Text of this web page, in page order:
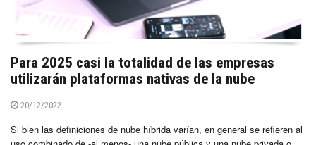
Para 2025 casi la totalidad de las empresas
utilizarán plataformas nativas de la nube
20/12/2022
Si bien las definiciones de nube híbrida varían, en general se refieren al